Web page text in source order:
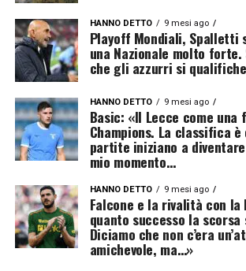
HANNO DETTO 9 mesi ago
Playoff Mondiali, Spalletti
una Nazionale molto forte.
che gli azzurri si
HANNO DETTO 9 mesi ago
Basic: «Il Lecce come una
Champions. La classifica
partite iniziano a
mio momento…
HANNO DETTO 9 mesi ago
Falcone e la rivalità con la
quanto successo la
Diciamo che non c’era
amichevole, ma…»